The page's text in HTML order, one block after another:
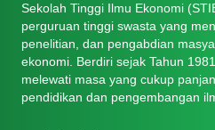
Sekolah Tinggi Ilmu Ekonomi
perguruan tinggi swasta yang
penelitian, dan pengabdian
ekonomi. Berdiri sejak Tahun
melewati masa yang cukup
pendidikan dan pengembangan